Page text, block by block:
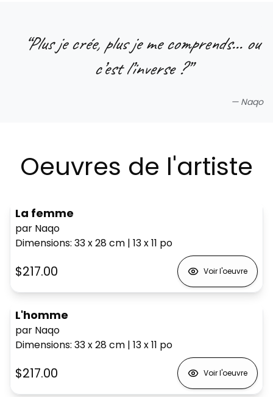
Plus je crée, plus je me comprends… ou
c’est l’inverse ?”
— Naqo
Oeuvres de l'artiste
La femme
par Naqo
Dimensions: 33 x 28cm | 13 x 11 po
$217.00 Voir l'oeuvre
L'homme
par Naqo
Dimensions: 33 x 28cm | 13 x 11 po
$217.00 Voir l'oeuvre